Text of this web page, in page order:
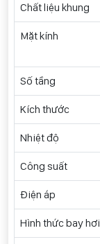
Chất liệu khung
Mặt kính
Số tầng
Kích thước
Nhiệt độ
Công suất
Điện áp
Hình thức bay hơi